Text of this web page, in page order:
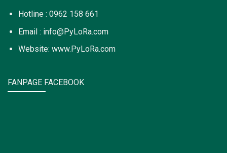
Hotline : 0962 158 661
Email : info@PyLoRa.com
Website: www.PyLoRa.com
FANPAGE FACEBOOK